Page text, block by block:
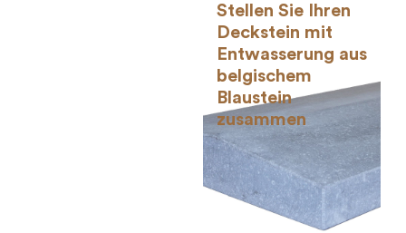
Stellen Sie Ihren
Deckstein mit
Entwasserung aus
belgischem
Blaustein
zusammen